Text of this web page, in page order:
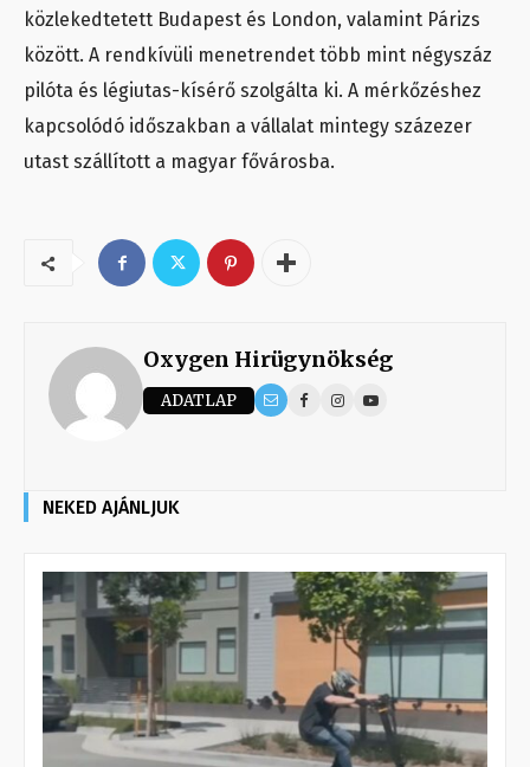
közlekedtetett Budapest és London, valamint Párizs
között. A rendkívüli menetrendet több mint négyszáz
pilóta és légiutas-kísérő szolgálta ki. A mérkőzéshez
kapcsolódó időszakban a vállalat mintegy százezer
utast szállított a magyar fővárosba.
Oxygen Hirügynökség
ADATLAP
NEKED AJÁNLJUK